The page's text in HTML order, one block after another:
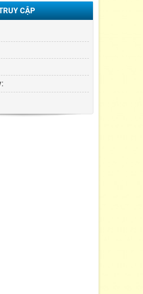
CẬP